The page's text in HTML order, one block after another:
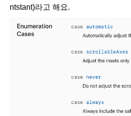
ntstant)라고 해요.